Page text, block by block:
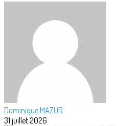
Dominique MAZUR
31 juillet 2026